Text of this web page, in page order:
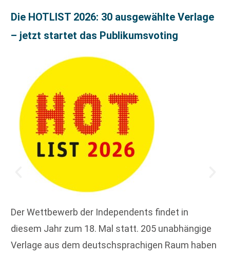
Die HOTLIST 2026: 30 ausgewählte Verlage
– jetzt startet das Publikumsvoting
Der Wettbewerb der Independents findet in
diesem Jahr zum 18. Mal statt. 205 unabhängige
Verlage aus dem deutschsprachigen Raum haben